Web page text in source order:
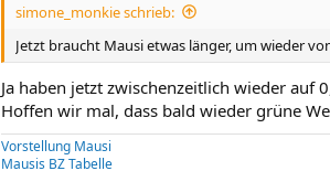
simone_monkie schrieb:
Jetzt braucht Mausi etwas länger, um wieder
Ja haben jetzt zwischenzeitlich wieder auf
Hoffen wir mal, dass bald wieder grüne
Vorstellung Mausi
Mausis BZ Tabelle